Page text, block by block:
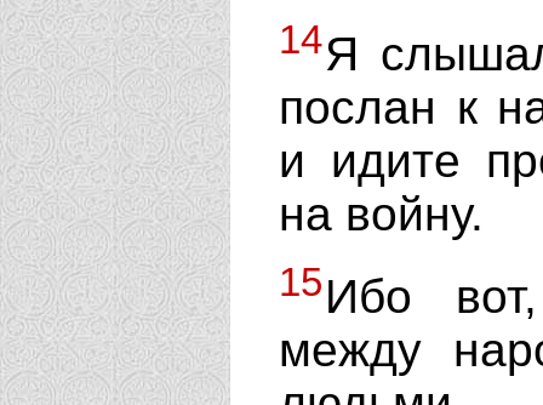
14Я
послан к
и идите
на войну.
15Ибо
между